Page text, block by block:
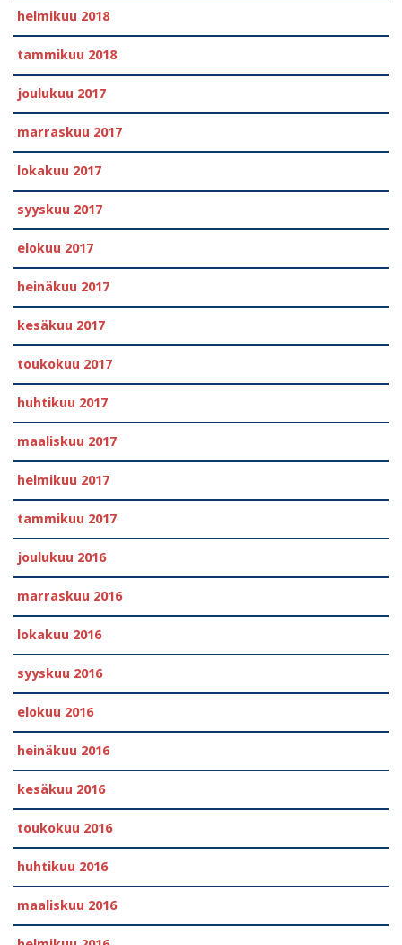
helmikuu 2018
tammikuu 2018
joulukuu 2017
marraskuu 2017
lokakuu 2017
syyskuu 2017
elokuu 2017
heinäkuu 2017
kesäkuu 2017
toukokuu 2017
huhtikuu 2017
maaliskuu 2017
helmikuu 2017
tammikuu 2017
joulukuu 2016
marraskuu 2016
lokakuu 2016
syyskuu 2016
elokuu 2016
heinäkuu 2016
kesäkuu 2016
toukokuu 2016
huhtikuu 2016
maaliskuu 2016